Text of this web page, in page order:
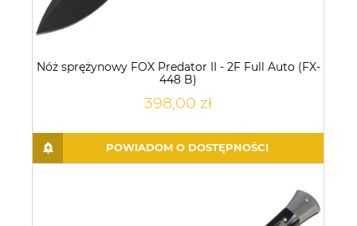
Nóż sprężynowy FOX Predator II - 2F Full Auto (FX-
448 B)
398,00 zł
POWIADOM O DOSTĘPNOŚCI